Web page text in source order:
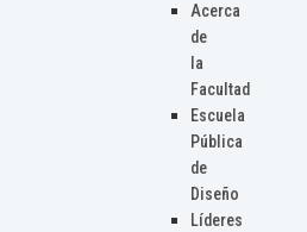
Acerca
de
la
Facultad
Escuela
Pública
de
Diseño
Líderes